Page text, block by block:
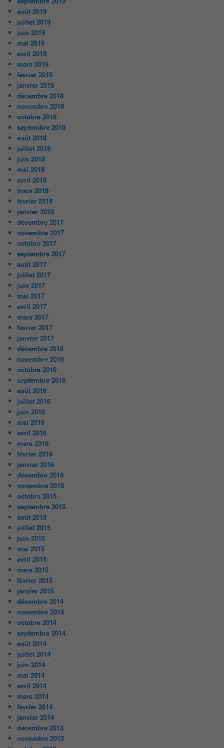
août 2019
juillet 2019
juin 2019
mai 2019
avril 2019
mars 2019
février 2019
janvier 2019
décembre 2018
novembre 2018
octobre 2018
septembre 2018
août 2018
juillet 2018
juin 2018
mai 2018
avril 2018
mars 2018
février 2018
janvier 2018
décembre 2017
novembre 2017
octobre 2017
septembre 2017
août 2017
juillet 2017
juin 2017
mai 2017
avril 2017
mars 2017
février 2017
janvier 2017
décembre 2016
novembre 2016
octobre 2016
septembre 2016
août 2016
juillet 2016
juin 2016
mai 2016
avril 2016
mars 2016
février 2016
janvier 2016
décembre 2015
novembre 2015
octobre 2015
septembre 2015
août 2015
juillet 2015
juin 2015
mai 2015
avril 2015
mars 2015
février 2015
janvier 2015
décembre 2014
novembre 2014
octobre 2014
septembre 2014
août 2014
juillet 2014
juin 2014
mai 2014
avril 2014
mars 2014
février 2014
janvier 2014
décembre 2013
novembre 2013